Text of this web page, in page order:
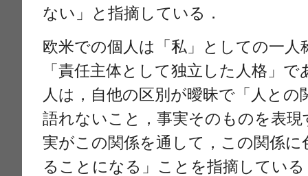
ない」と指摘している．
欧米での個人は「私」としての一人
「責任主体として独立した人格」
人は，自他の区別が曖昧で「人と
語れないこと，事実そのものを表
実がこの関係を通して，この関係
ることになる」ことを指摘している